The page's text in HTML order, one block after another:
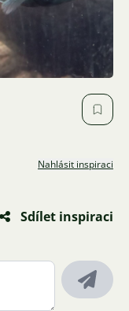
Nahlásit inspiraci
Sdílet inspiraci